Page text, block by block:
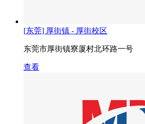
[东莞] 厚街镇 - 厚街校区
东莞市厚街镇寮厦村北环路一号
查看